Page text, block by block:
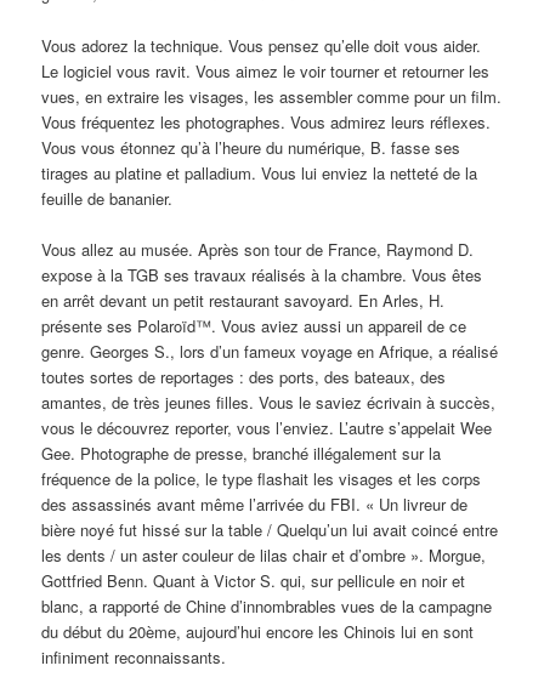
Vous adorez la technique. Vous pensez qu’elle doit vous aider.
Le logiciel vous ravit. Vous aimez le voir tourner et retourner les
vues, en extraire les visages, les assembler comme pour un film.
Vous fréquentez les photographes. Vous admirez leurs réflexes.
Vous vous étonnez qu’à l’heure du numérique, B. fasse ses
tirages au platine et palladium. Vous lui enviez la netteté de la
feuille de bananier.
Vous allez au musée. Après son tour de France, Raymond D.
expose à la TGB ses travaux réalisés à la chambre. Vous êtes
en arrêt devant un petit restaurant savoyard. En Arles, H.
présente ses Polaroïd™. Vous aviez aussi un appareil de ce
genre. Georges S., lors d’un fameux voyage en Afrique, a réalisé
toutes sortes de reportages : des ports, des bateaux, des
amantes, de très jeunes filles. Vous le saviez écrivain à succès,
vous le découvrez reporter, vous l’enviez. L’autre s’appelait Wee
Gee. Photographe de presse, branché illégalement sur la
fréquence de la police, le type flashait les visages et les corps
des assassinés avant même l’arrivée du FBI. « Un livreur de
bière noyé fut hissé sur la table / Quelqu’un lui avait coincé entre
les dents / un aster couleur de lilas chair et d’ombre ». Morgue,
Gottfried Benn. Quant à Victor S. qui, sur pellicule en noir et
blanc, a rapporté de Chine d’innombrables vues de la campagne
du début du 20ème, aujourd’hui encore les Chinois lui en sont
infiniment reconnaissants.